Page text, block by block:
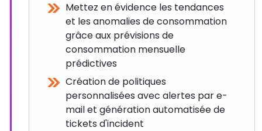
Mettez en évidence les tendances
et les anomalies de consommation
grâce aux prévisions de
consommation mensuelle
prédictives
Création de politiques
personnalisées avec alertes par e-
mail et génération automatisée de
tickets d'incident